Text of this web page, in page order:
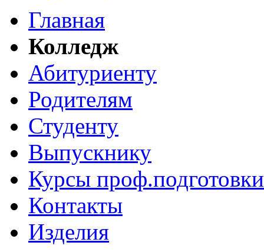
Главная
Колледж
Абитуриенту
Родителям
Студенту
Выпускнику
Курсы проф.подготовки
Контакты
Изделия